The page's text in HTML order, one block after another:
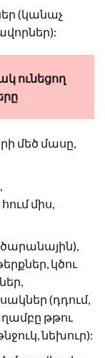
(կանաչ
ունեցող
մեծ մասը,
միս,
կծու
(դդում,
թթու
նեխուր):